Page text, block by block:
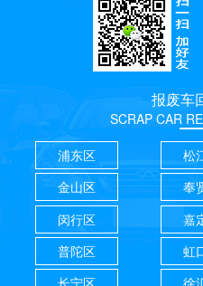
报废车
SCRAP CAR
浦东区
松
金山区
奉
闵行区
嘉
普陀区
虹